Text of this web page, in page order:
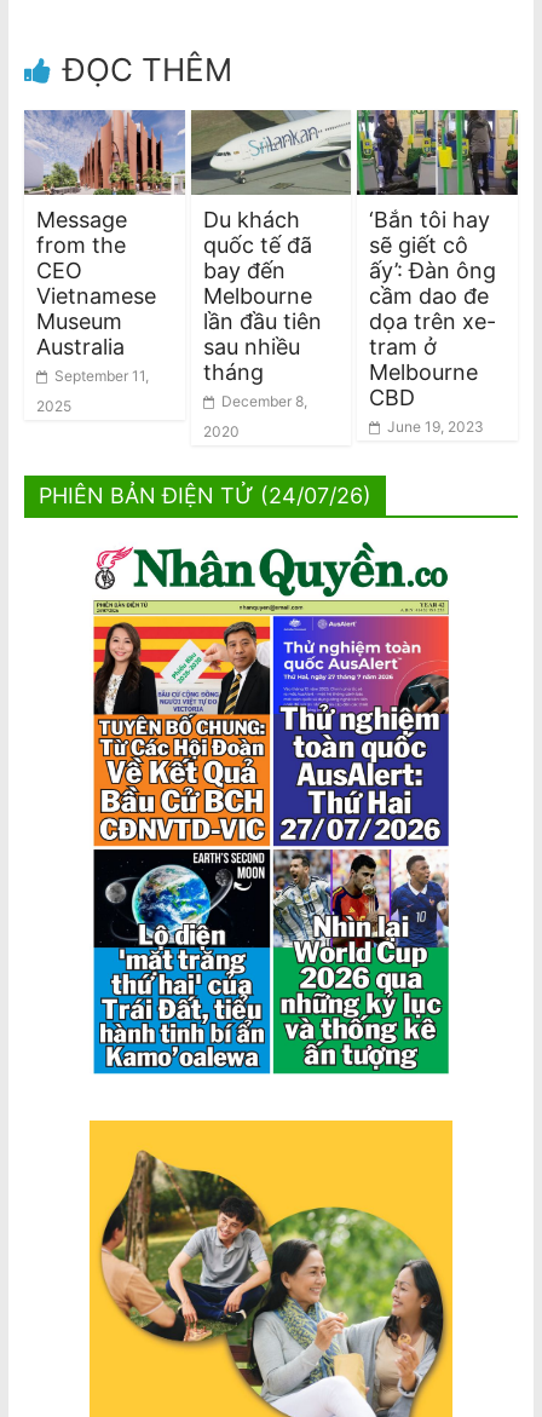
ĐỌC THÊM
Message
from the
CEO
Vietnamese
Museum
Australia
September 11,
2025
Du khách
quốc tế đã
bay đến
Melbourne
lần đầu tiên
sau nhiều
tháng
December 8,
2020
‘Bắn tôi hay
sẽ giết cô
ấy’: Đàn ông
cầm dao đe
dọa trên xe-
tram ở
Melbourne
CBD
June 19, 2023
PHIÊN BẢN ĐIỆN TỬ (24/07/26)